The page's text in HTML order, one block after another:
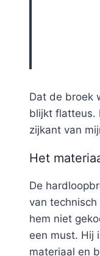
Dat de broek
blijkt flatteus.
zijkant van
Het
De
van
hem niet
een must. Hij
materiaal en